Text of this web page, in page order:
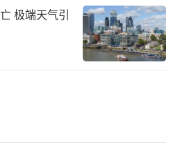
极端天气引